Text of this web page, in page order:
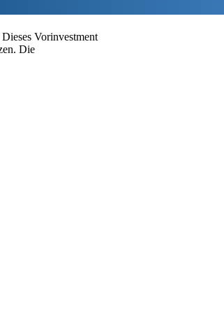
Vorinvestment
Die